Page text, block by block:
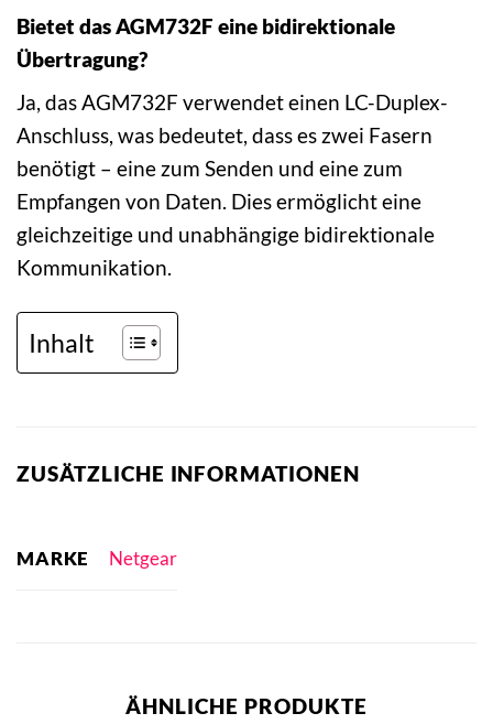
Bietet das AGM732F eine bidirektionale
Übertragung?
Ja, das AGM732F verwendet einen LC-Duplex-
Anschluss, was bedeutet, dass es zwei Fasern
benötigt – eine zum Senden und eine zum
Empfangen von Daten. Dies ermöglicht eine
gleichzeitige und unabhängige bidirektionale
Kommunikation.
Inhalt
ZUSÄTZLICHE INFORMATIONEN
MARKE Netgear
ÄHNLICHE PRODUKTE